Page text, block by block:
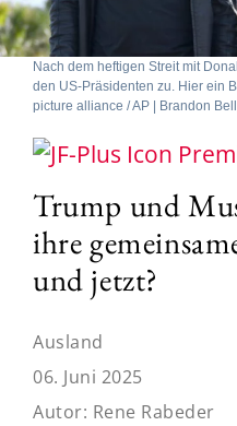
Nach dem heftigen Streit mit
den US-Präsidenten zu. Hier ein
picture alliance / AP | Brandon Bell
Trump und
ihre
und jetzt?
Ausland
06. Juni 2025
Autor: Rene Rabeder